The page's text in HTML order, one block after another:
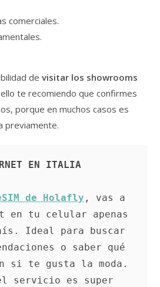
comerciales.
devisitar los showrooms
te recomiendo que confirmes
porque en muchos casos es
previamente.
EN ITALIA
de Holafly , vas a
en tu celular apenas
Ideal para buscar
o saber qué
si te gusta la moda.
servicio es super